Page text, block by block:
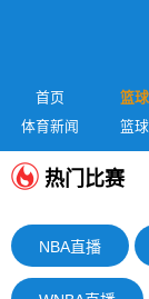
首页 篮
体育新闻
篮
热门比赛
NBA直播